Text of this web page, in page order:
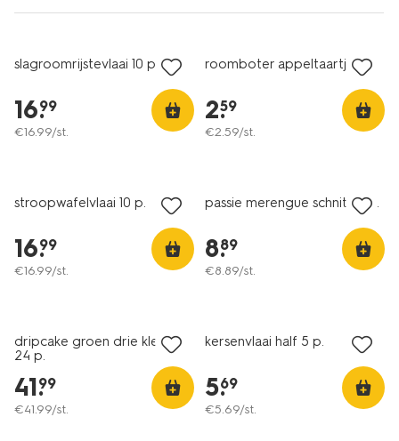
slagroomrijstevlaai 10 p.
16.
99
€16.99/st.
roomboter appeltaartje
2.
59
€2.59/st.
stroopwafelvlaai 10 p.
16.
99
€16.99/st.
passie merengue schnitt 6 p.
8.
89
€8.89/st.
dripcake groen drie kleuren
24 p.
41.
99
€41.99/st.
kersenvlaai half 5 p.
5.
69
€5.69/st.